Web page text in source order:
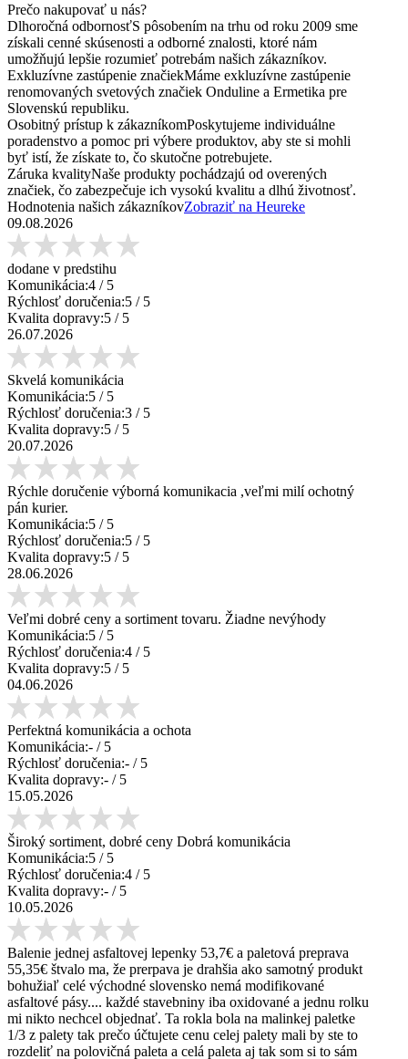
Prečo nakupovať u nás?
Dlhoročná odbornosťS pôsobením na trhu od roku 2009 sme
získali cenné skúsenosti a odborné znalosti, ktoré nám
umožňujú lepšie rozumieť potrebám našich zákazníkov.
Exkluzívne zastúpenie značiekMáme exkluzívne zastúpenie
renomovaných svetových značiek Onduline a Ermetika pre
Slovenskú republiku.
Osobitný prístup k zákazníkomPoskytujeme individuálne
poradenstvo a pomoc pri výbere produktov, aby ste si mohli
byť istí, že získate to, čo skutočne potrebujete.
Záruka kvalityNaše produkty pochádzajú od overených
značiek, čo zabezpečuje ich vysokú kvalitu a dlhú životnosť.
Hodnotenia našich zákazníkovZobraziť na Heureke
09.08.2026
dodane v predstihu
Komunikácia:4 / 5
Rýchlosť doručenia:5 / 5
Kvalita dopravy:5 / 5
26.07.2026
Skvelá komunikácia
Komunikácia:5 / 5
Rýchlosť doručenia:3 / 5
Kvalita dopravy:5 / 5
20.07.2026
Rýchle doručenie výborná komunikacia ,veľmi milí ochotný
pán kurier.
Komunikácia:5 / 5
Rýchlosť doručenia:5 / 5
Kvalita dopravy:5 / 5
28.06.2026
Veľmi dobré ceny a sortiment tovaru. Žiadne nevýhody
Komunikácia:5 / 5
Rýchlosť doručenia:4 / 5
Kvalita dopravy:5 / 5
04.06.2026
Perfektná komunikácia a ochota
Komunikácia:- / 5
Rýchlosť doručenia:- / 5
Kvalita dopravy:- / 5
15.05.2026
Široký sortiment, dobré ceny Dobrá komunikácia
Komunikácia:5 / 5
Rýchlosť doručenia:4 / 5
Kvalita dopravy:- / 5
10.05.2026
Balenie jednej asfaltovej lepenky 53,7€ a paletová preprava
55,35€ štvalo ma, že prerpava je drahšia ako samotný produkt
bohužiaľ celé východné slovensko nemá modifikované
asfaltové pásy.... každé stavebniny iba oxidované a jednu rolku
mi nikto nechcel objednať. Ta rokla bola na malinkej paletke
1/3 z palety tak prečo účtujete cenu celej palety mali by ste to
rozdeliť na polovičná paleta a celá paleta aj tak som si to sám